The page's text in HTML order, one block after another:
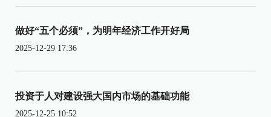
做好“五个必须”，为明年经济工作开好局
2025-12-29 17:36
投资于人对建设强大国内市场的基础功能
2025-12-25 10:52